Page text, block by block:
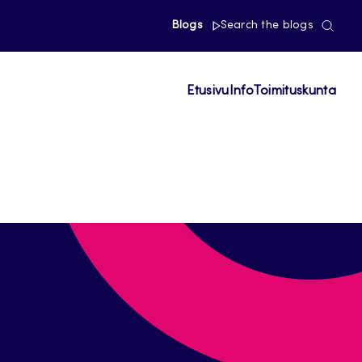
Blogs Search the blogs
Etusivu InfoToimituskunta